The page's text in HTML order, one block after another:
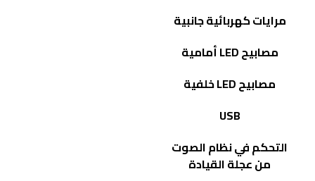
مرايات كهربائية جانبية
مصابيحLEDأمامية
مصابيحLEDخلفية
USB
التحكم في نظام الصوت
من عجلة القيادة